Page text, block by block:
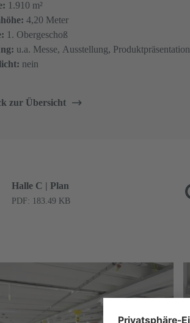
1.910 m²
4,20 Meter
1. Obergeschoß
u.a. Messe, Ausstellung, Produktpräsentation
nein
zur Übersicht
Halle C | Plan
PDF: 183.49 KB